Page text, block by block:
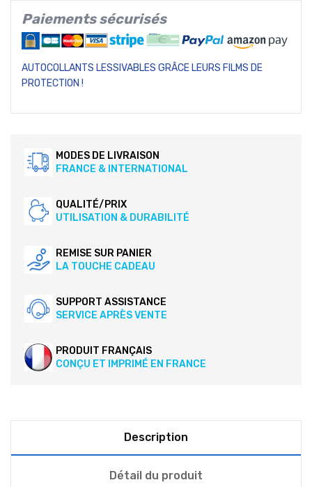
Paiements sécurisés
AUTOCOLLANTS LESSIVABLES GRÂCE LEURS FILMS DE
PROTECTION !
MODES DE LIVRAISON
FRANCE & INTERNATIONAL
QUALITÉ/PRIX
UTILISATION & DURABILITÉ
REMISE SUR PANIER
LA TOUCHE CADEAU
SUPPORT ASSISTANCE
SERVICE APRÈS VENTE
PRODUIT FRANÇAIS
CONÇU ET IMPRIMÉ EN FRANCE
Description
Détail du produit